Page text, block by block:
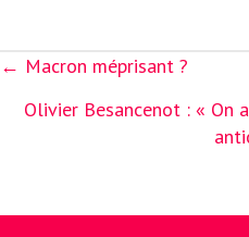
Posts
← Macron méprisant ?
Olivier Besancenot : « On